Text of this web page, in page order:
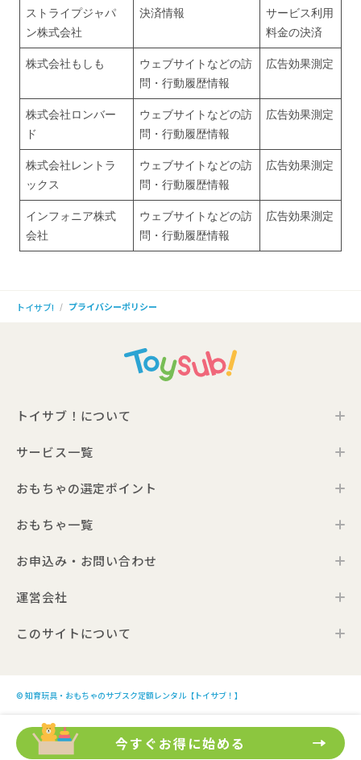
今すぐお得に始める
ストライプジャパ
ン株式会社
決済情報
サービス利用
料金の決済
株式会社もしも
ウェブサイトなどの訪
問・行動履歴情報
広告効果測定
株式会社ロンバー
ド
ウェブサイトなどの訪
問・行動履歴情報
広告効果測定
株式会社レントラ
ックス
ウェブサイトなどの訪
問・行動履歴情報
広告効果測定
インフォニア株式
会社
ウェブサイトなどの訪
問・行動履歴情報
広告効果測定
トイサブ! プライバシーポリシー
トイサブ！について
トイサブ！の特徴
サービス一覧・料金
Toysub! Times
お知らせ
サービス一覧
トイサブ！ファーストセレクション
おもちゃの選定ポイント
年齢別おすすめおもちゃ
0歳ごろの知育おもちゃの選定ポイント
おもちゃ一覧
0歳ごろのおもちゃ一覧
3歳ごろのおもちゃ一覧
生後4か月向けのおもちゃ10選
お申込み・お問い合わせ
お申込み
こども商品券のご利用について
トイサブ！への広告出稿について
運営会社
代表メッセージ
このサイトについて
プライバシーポリシー
特定商取引法及び古物営業法に基づく表記
© 知育玩具・おもちゃのサブスク定額レンタル【トイサブ！】